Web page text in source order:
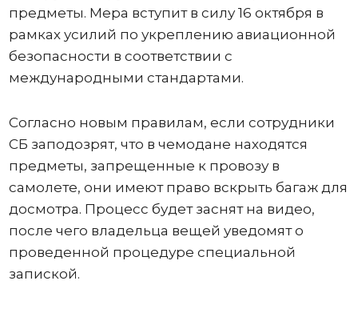
предметы. Мера вступит в силу 16 октября в
рамках усилий по укреплению авиационной
безопасности в соответствии с
международными стандартами.
Согласно новым правилам, если сотрудники
СБ заподозрят, что в чемодане ​​находятся
предметы, запрещенные к провозу в
самолете, они имеют право вскрыть багаж для
досмотра. Процесс будет заснят на видео,
после чего владельца вещей уведомят о
проведенной процедуре специальной
запиской.